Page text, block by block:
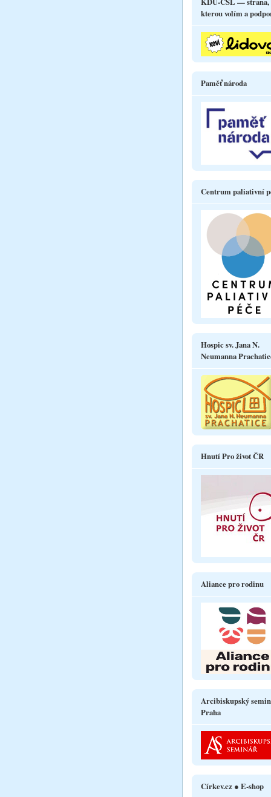
kterou volím a
Paměť národa
Centrum paliativní
Hospic sv. Jana N.
Neumanna
Hnutí Pro život ČR
Aliance pro rodinu
Arcibiskupský
Praha
Církev.cz ● E-shop